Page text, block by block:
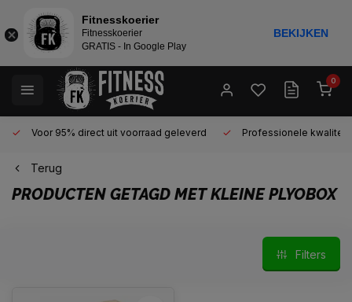
0
Voor 95% direct uit voorraad geleverd Professionele kwaliteit
Terug
PRODUCTEN GETAGD MET KLEINE PLYOBOX
Filters
Fitnesskoerier
Fitnesskoerier
GRATIS - In Google Play
BEKIJKEN